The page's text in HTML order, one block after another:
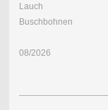
Lauch
Buschbohnen
08/2026